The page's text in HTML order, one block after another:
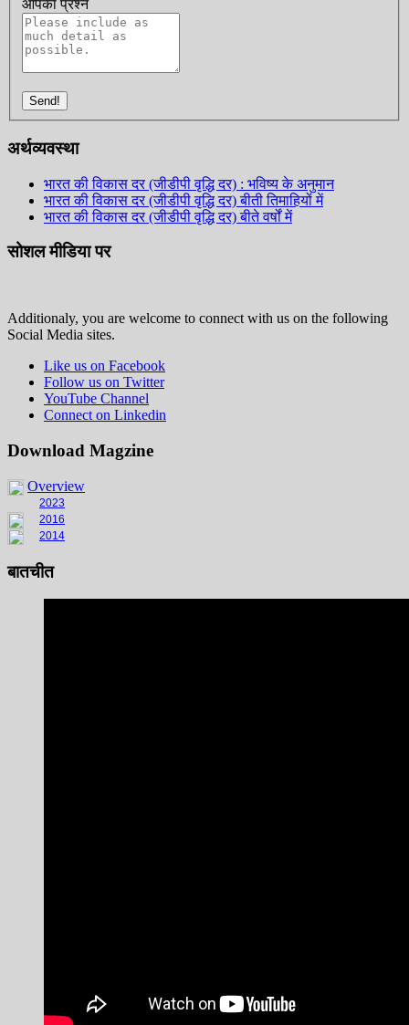
आपका प्रश्न
Send!
अर्थव्यवस्था
भारत की विकास दर (जीडीपी वृद्धि दर) : भविष्य के अनुमान
भारत की विकास दर (जीडीपी वृद्धि दर) बीती तिमाहियों में
भारत की विकास दर (जीडीपी वृद्धि दर) बीते वर्षों में
सोशल मीडिया पर
Additionaly, you are welcome to connect with us on the following
Social Media sites.
Like us on Facebook
Follow us on Twitter
YouTube Channel
Connect on Linkedin
Download Magzine
Overview
2023
2016
2014
बातचीत